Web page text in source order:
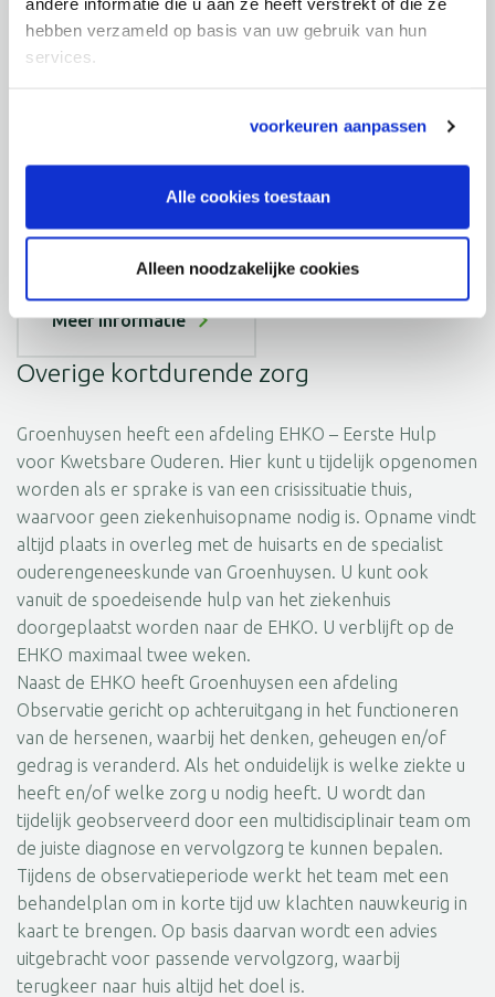
hebben verzameld op basis van uw gebruik van hun
services.
voorkeuren aanpassen
Alle cookies toestaan
Alleen noodzakelijke cookies
Hospice Roosdonck
In ons hospice Roosdonck kunnen terminaal zieke
worden verzorgd door een team van goed opgeleide
het hospice ook onderzoek en een opleidingscentrum
deel van uitmaken.
Meer informatie
Overige kortdurende zorg
Groenhuysen heeft een afdeling EHKO – Eerste Hulp
voor Kwetsbare Ouderen. Hier kunt u tijdelijk opgenomen
worden als er sprake is van een crisissituatie thuis,
waarvoor geen ziekenhuisopname nodig is. Opname vindt
altijd plaats in overleg met de huisarts en de specialist
ouderengeneeskunde van Groenhuysen. U kunt ook
vanuit de spoedeisende hulp van het ziekenhuis
doorgeplaatst worden naar de EHKO. U verblijft op de
EHKO maximaal twee weken.
Naast de EHKO heeft Groenhuysen een afdeling
Observatie gericht op achteruitgang in het functioneren
van de hersenen, waarbij het denken, geheugen en/of
gedrag is veranderd. Als het onduidelijk is welke ziekte u
heeft en/of welke zorg u nodig heeft. U wordt dan
tijdelijk geobserveerd door een multidisciplinair team om
de juiste diagnose en vervolgzorg te kunnen bepalen.
Tijdens de observatieperiode werkt het team met een
behandelplan om in korte tijd uw klachten nauwkeurig in
kaart te brengen. Op basis daarvan wordt een advies
uitgebracht voor passende vervolgzorg, waarbij
terugkeer naar huis altijd het doel is.